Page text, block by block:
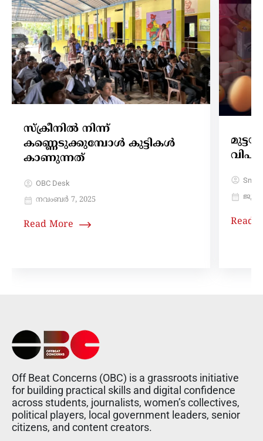
സ്ക്രീനില്‍ നിന്ന്
കണ്ണെടുക്കുമ്പോള്‍ കുട്ടികള്‍
കാണുന്നത്
OBC Desk
നവംബർ 7, 2025
Read More
ജൂലൈ
Read
Off Beat Concerns (OBC) is a grassroots initiative
for building practical skills and digital confidence
across students, journalists, women’s collectives,
political players, local government leaders, senior
citizens, and content creators.